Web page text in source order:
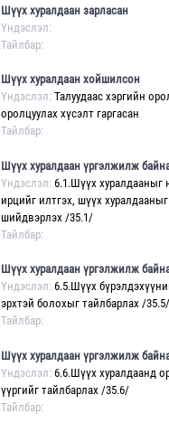
Шүүх хуралдаан зарласан
Үндэслэл:
Тайлбар:
Шүүх хуралдаан хойшилсон
Үндэслэл: Талуудаас хэргийн
оролцуулах хүсэлт гаргасан
Тайлбар:
Шүүх хуралдаан үргэлжилж
Үндэслэл: 6.1.Шүүх хуралдааныг
ирцийг илтгэх, шүүх
шийдвэрлэх /35.1/
Тайлбар:
Шүүх хуралдаан үргэлжилж
Үндэслэл: 6.5.Шүүх
эрхтэй болохыг тайлбарлах /35.5/
Тайлбар:
Шүүх хуралдаан үргэлжилж
Үндэслэл: 6.6.Шүүх хуралдаанд
үүргийг тайлбарлах /35.6/
Тайлбар: